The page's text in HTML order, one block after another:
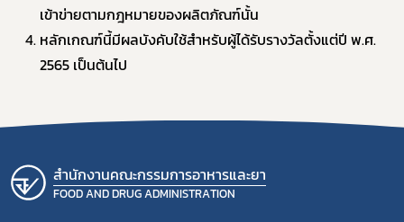
เข้าข่ายตามกฎหมายของผลิตภัณฑ์นั้น
หลักเกณฑ์นี้มีผลบังคับใช้สำหรับผู้ได้รับรางวัลตั้งแต่ปี พ.ศ.
2565 เป็นต้นไป
สำนักงานคณะกรรมการอาหารและยา
FOOD AND DRUG ADMINISTRATION